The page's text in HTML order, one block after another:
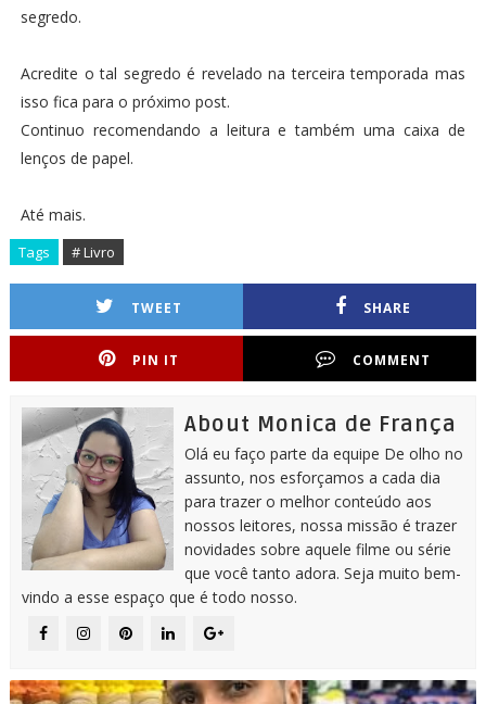
segredo.
Acredite o tal segredo é revelado na terceira temporada mas
isso fica para o próximo post.
Continuo recomendando a leitura e também uma caixa de
lenços de papel.
Até mais.
Tags # Livro
TWEET SHARE
PIN IT COMMENT
About Monica de França
Olá eu faço parte da equipe De olho no
assunto, nos esforçamos a cada dia
para trazer o melhor conteúdo aos
nossos leitores, nossa missão é trazer
novidades sobre aquele filme ou série
que você tanto adora. Seja muito bem-
vindo a esse espaço que é todo nosso.